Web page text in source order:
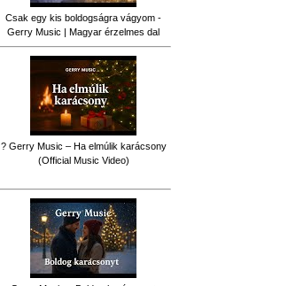
Csak egy kis boldogságra vágyom -
Gerry Music | Magyar érzelmes dal
? Gerry Music – Ha elmúlik karácsony
(Official Music Video)